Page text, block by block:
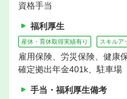
資格手当
福利厚生
産休・育休取得実績有り スキルア
雇用保険、労災保険、健康
確定拠出年金401k、駐車場
手当・福利厚生備考